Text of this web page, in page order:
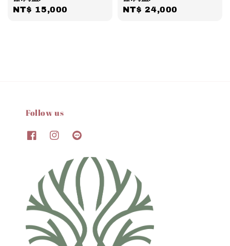
Regular
NT$ 15,000
Regular
NT$ 24,000
Follow us